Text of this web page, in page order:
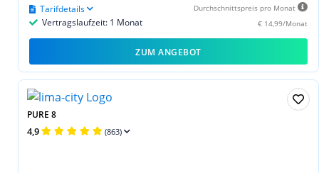
Durchschnittspreis pro Monat
€ 14,99/Monat
Vertragslaufzeit: 1 Monat
Tarifdetails
ZUM ANGEBOT
PURE 8
4,9 (863)